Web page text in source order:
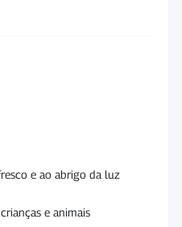
e ao abrigo da luz
e animais